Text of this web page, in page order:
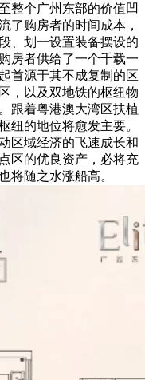
整个广州东部的价值凹
了购房者的时间成本，
、划一设置装备摆设的
房者供给了一个千载一
首源于其不成复制的区
，以及双地铁的枢纽物
跟着粤港澳大湾区扶植
纽的地位将愈发主要。
区域经济的飞速成长和
区的优良资产，必将充
将随之水涨船高。